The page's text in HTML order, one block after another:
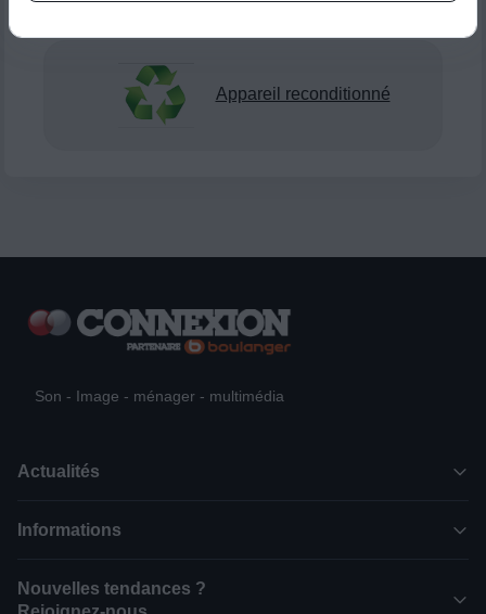
Appareil reconditionné
Son - Image - ménager - multimédia
Actualités
Informations
Nouvelles tendances ?